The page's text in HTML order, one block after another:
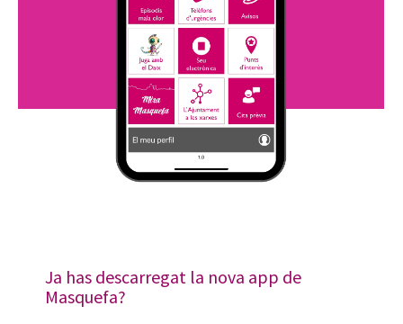
Ja has descarregat la nova app de
Masquefa?